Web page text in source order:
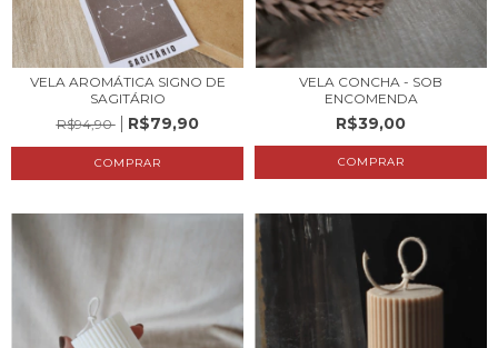
VELA AROMÁTICA SIGNO DE
SAGITÁRIO
R$94,90
R$79,90
VELA CONCHA - SOB
ENCOMENDA
R$39,00